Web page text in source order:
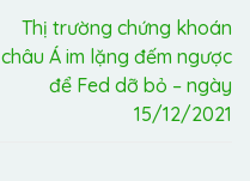
Thị trường chứng khoán
châu Á im lặng đếm ngược
để Fed dỡ bỏ – ngày
15/12/2021